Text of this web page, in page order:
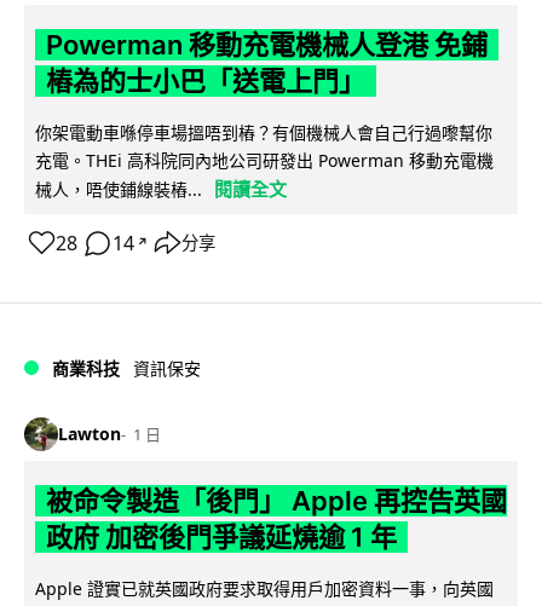
Powerman 移動充電機械人登港 免鋪
樁為的士小巴「送電上門」
你架電動車喺停車場搵唔到樁？有個機械人會自己行過嚟幫你
充電。THEi 高科院同內地公司研發出 Powerman 移動充電機
械人，唔使鋪線裝樁...
閱讀全文
28 14 ↗ 分享
商業科技 資訊保安
Lawton 1 日
被命令製造「後門」 Apple 再控告英國
政府 加密後門爭議延燒逾 1 年
Apple 證實已就英國政府要求取得用戶加密資料一事，向英國